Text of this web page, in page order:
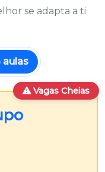
se adapta a ti
aulas
Vagas Cheias